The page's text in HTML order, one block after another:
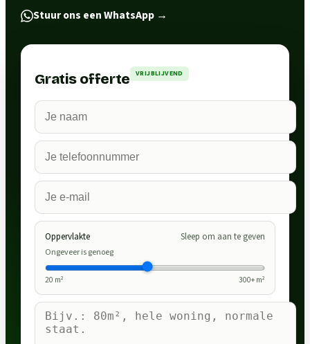
Stuur ons een WhatsApp →
Gratis offerte VRIJBLIJVEND
Oppervlakte Sleep om aan te geven
Ongeveer is genoeg
20 m² 300+ m²